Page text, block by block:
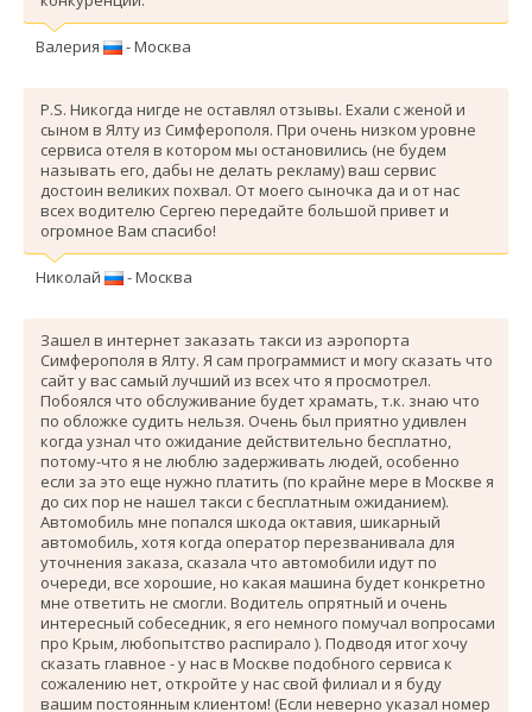
Валерия - Москва
P.S. Никогда нигде не оставлял отзывы. Ехали с женой и
сыном в Ялту из Симферополя. При очень низком уровне
сервиса отеля в котором мы остановились (не будем
называть его, дабы не делать рекламу) ваш сервис
достоин великих похвал. От моего сыночка да и от нас
всех водителю Сергею передайте большой привет и
огромное Вам спасибо!
Николай - Москва
Зашел в интернет заказать такси из аэропорта
Симферополя в Ялту. Я сам программист и могу сказать что
сайт у вас самый лучший из всех что я просмотрел.
Побоялся что обслуживание будет храмать, т.к. знаю что
по обложке судить нельзя. Очень был приятно удивлен
когда узнал что ожидание действительно бесплатно,
потому-что я не люблю задерживать людей, особенно
если за это еще нужно платить (по крайне мере в Москве я
до сих пор не нашел такси с бесплатным ожиданием).
Автомобиль мне попался шкода октавия, шикарный
автомобиль, хотя когда оператор перезванивала для
уточнения заказа, сказала что автомобили идут по
очереди, все хорошие, но какая машина будет конкретно
мне ответить не смогли. Водитель опрятный и очень
интересный собеседник, я его немного помучал вопросами
про Крым, любопытство распирало ). Подводя итог хочу
сказать главное - у нас в Москве подобного сервиса к
сожалению нет, откройте у нас свой филиал и я буду
вашим постоянным клиентом! (Если неверно указал номер